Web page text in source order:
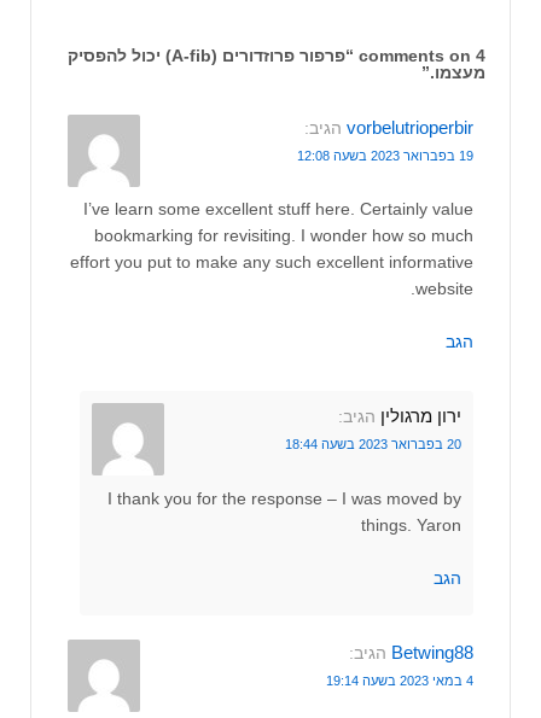
4 comments on “
פרפור פרוזדורים (A-fib) יכול להפסיק
מעצמו.”
vorbelutrioperbir הגיב:
19 בפברואר 2023 בשעה 12:08
I’ve learn some excellent stuff here. Certainly value
bookmarking for revisiting. I wonder how so much
effort you put to make any such excellent informative
website.
הגב
ירון מרגולין הגיב:
20 בפברואר 2023 בשעה 18:44
I thank you for the response – I was moved by
things. Yaron
הגב
Betwing88 הגיב:
4 במאי 2023 בשעה 19:14